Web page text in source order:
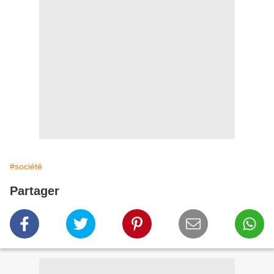
#société
Partager